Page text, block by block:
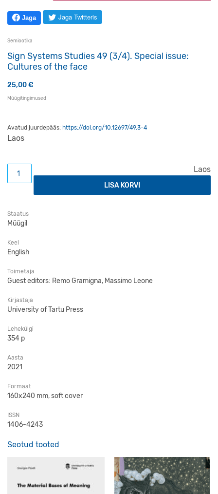
Jaga Jaga Twitteris
Semiootika
Sign Systems Studies 49 (3/4). Special issue:
Cultures of the face
25,00€
Müügitingimused
Avatud juurdepääs: https://doi.org/10.12697/49.3-4
Laos
Laos
Sign Systems Studies 49 (3/4). Special issue: Cultures of
LISA KORVI
Staatus
Müügil
Keel
English
Toimetaja
Guest editors: Remo Gramigna, Massimo Leone
Kirjastaja
University of Tartu Press
Lehekülgi
354 p
Aasta
2021
Formaat
160x240 mm, soft cover
ISSN
1406-4243
Seotud tooted